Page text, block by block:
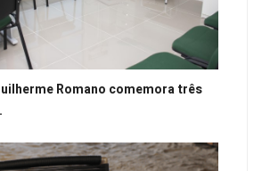
Romano comemora três